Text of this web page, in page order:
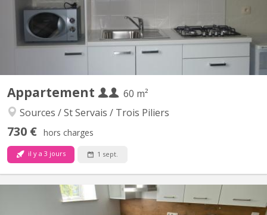
Appartement
60 m²
Sources / St Servais / Trois Piliers
730 € hors charges
il y a 3 jours 1 sept.
KN 5905